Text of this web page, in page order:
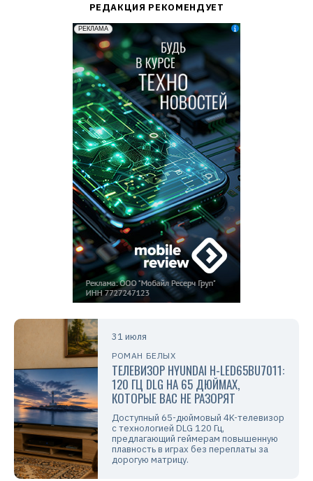
31 июля
РОМАН БЕЛЫХ
ТЕЛЕВИЗОР HYUNDAI H-LED65BU7011:
120 ГЦ DLG НА 65 ДЮЙМАХ,
КОТОРЫЕ ВАС НЕ РАЗОРЯТ
Доступный 65-дюймовый 4K-телевизор
с технологией DLG 120 Гц,
предлагающий геймерам повышенную
плавность в играх без переплаты за
дорогую матрицу.